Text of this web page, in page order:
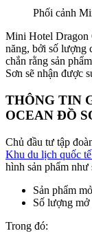
Phối cảnh
Mini Hotel Dragon
năng, bởi số lượng
chắn rằng sản
Sơn sẽ nhận được
THÔNG TIN
OCEAN ĐỒ
Chủ đầu tư tập
Khu du lịch quốc
hình sản phẩm như
Sản phẩm
Số lượng mở
Trong đó: